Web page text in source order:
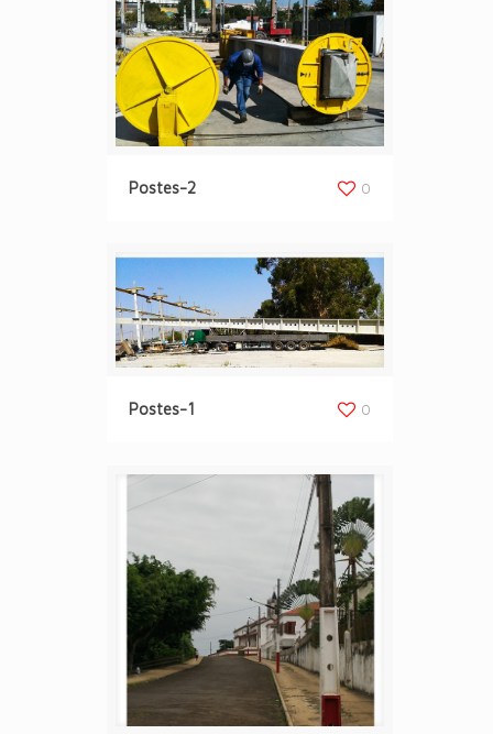
Postes-2 0
Postes-1 0